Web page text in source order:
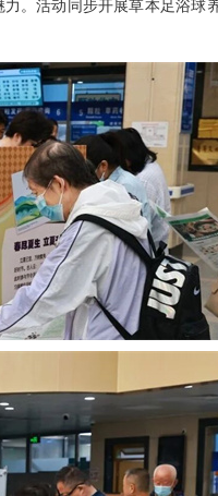
。活动同步开展草本足浴球